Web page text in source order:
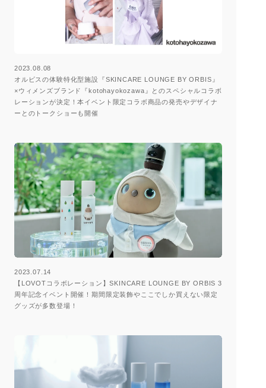
2023.08.08
オルビスの体験特化型施設『SKINCARE LOUNGE BY ORBIS』
×ウィメンズブランド『kotohayokozawa』とのスペシャルコラボ
レーションが決定！本イベント限定コラボ商品の発売やデザイナ
ーとのトークショーも開催
2023.07.14
【LOVOTコラボレーション】SKINCARE LOUNGE BY ORBIS 3
周年記念イベント開催！期間限定装飾やここでしか買えない限定
グッズが多数登場！